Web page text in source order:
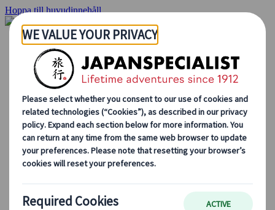
Hoppa till huvudinnehåll
Hemsidan
Resor
Individuellt resande
Gruppresor
Semester med självkörning
Utflykter
Skräddarsydda gruppresor
Japan Rail Pass
Hur vi arbetar
Om oss
Vårt team
Bli en del av vårt team
Säsongsbaserade resetips
Höjdpunkter på resmålet
Kulturella insikter